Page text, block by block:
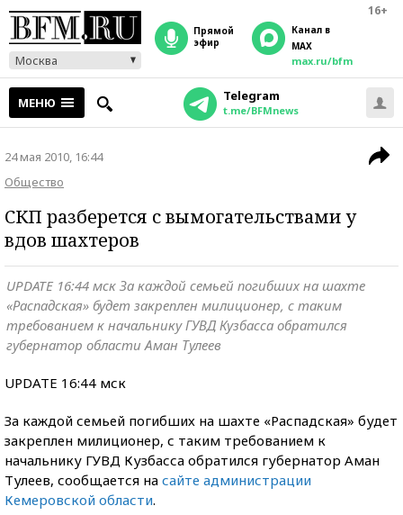
16+
Москва
прямой
эфир
Канал в
MAX
max.ru/bfm
МЕНЮ Telegram
t.me/BFMnews
24 мая 2010, 16:44
Общество
СКП разберется с вымогательствами у
вдов шахтеров
UPDATE 16:44 мск За каждой семьей погибших на шахте
«Распадская» будет закреплен милиционер, с таким
требованием к начальнику ГУВД Кузбасса обратился
губернатор области Аман Тулеев
UPDATE 16:44 мск
За каждой семьей погибших на шахте «Распадская» будет
закреплен милиционер, с таким требованием к
начальнику ГУВД Кузбасса обратился губернатор Аман
Тулеев, сообщается на сайте администрации
Кемеровской области.